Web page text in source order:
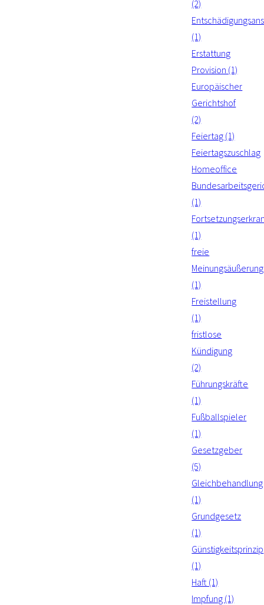
(2)
(1)
Erstattung
Provision (1)
Europäischer
Gerichtshof
(2)
Feiertag (1)
Feiertagszuschlag
Homeoffice
(1)
(1)
freie
Meinungsäußerung
(1)
Freistellung
(1)
fristlose
Kündigung
(2)
Führungskräfte
(1)
Fußballspieler
(1)
Gesetzgeber
(5)
Gleichbehandlung
(1)
Grundgesetz
(1)
Günstigkeitsprinzip
(1)
Haft (1)
Impfung (1)